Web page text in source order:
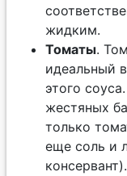
жидким.
Томаты.
идеальный
этого
жестяных
только
еще соль и